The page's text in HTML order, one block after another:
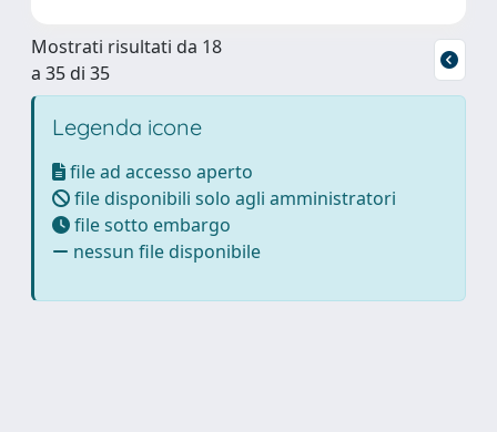
Mostrati risultati da 18
a 35 di 35
Legenda icone
file ad accesso aperto
file disponibili solo agli amministratori
file sotto embargo
nessun file disponibile